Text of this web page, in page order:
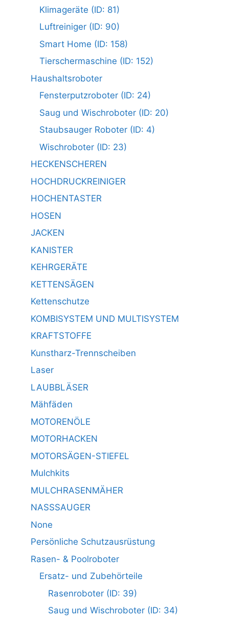
Klimageräte (ID: 81)
Luftreiniger (ID: 90)
Smart Home (ID: 158)
Tierschermaschine (ID: 152)
Haushaltsroboter
Fensterputzroboter (ID: 24)
Saug und Wischroboter (ID: 20)
Staubsauger Roboter (ID: 4)
Wischroboter (ID: 23)
HECKENSCHEREN
HOCHDRUCKREINIGER
HOCHENTASTER
HOSEN
JACKEN
KANISTER
KEHRGERÄTE
KETTENSÄGEN
Kettenschutze
KOMBISYSTEM UND MULTISYSTEM
KRAFTSTOFFE
Kunstharz-Trennscheiben
Laser
LAUBBLÄSER
Mähfäden
MOTORENÖLE
MOTORHACKEN
MOTORSÄGEN-STIEFEL
Mulchkits
MULCHRASENMÄHER
NASSSAUGER
None
Persönliche Schutzausrüstung
Rasen- & Poolroboter
Ersatz- und Zubehörteile
Rasenroboter (ID: 39)
Saug und Wischroboter (ID: 34)